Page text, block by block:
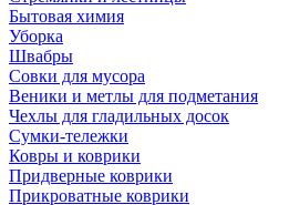
Бытовая химия
Уборка
Швабры
Совки для мусора
Веники и метлы для подметания
Чехлы для гладильных досок
Сумки-тележки
Ковры и коврики
Придверные коврики
Прикроватные коврики